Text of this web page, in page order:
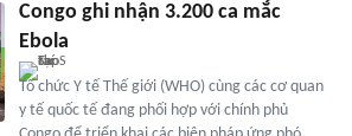
Congo ghi nhận 3.200 ca mắc
Ebola
Tổ chức Y tế Thế giới (WHO) cùng các cơ quan
y tế quốc tế đang phối hợp với chính phủ